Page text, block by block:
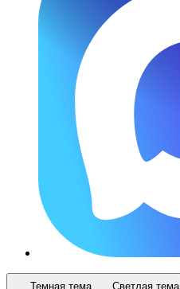
Темная тема Светлая тема